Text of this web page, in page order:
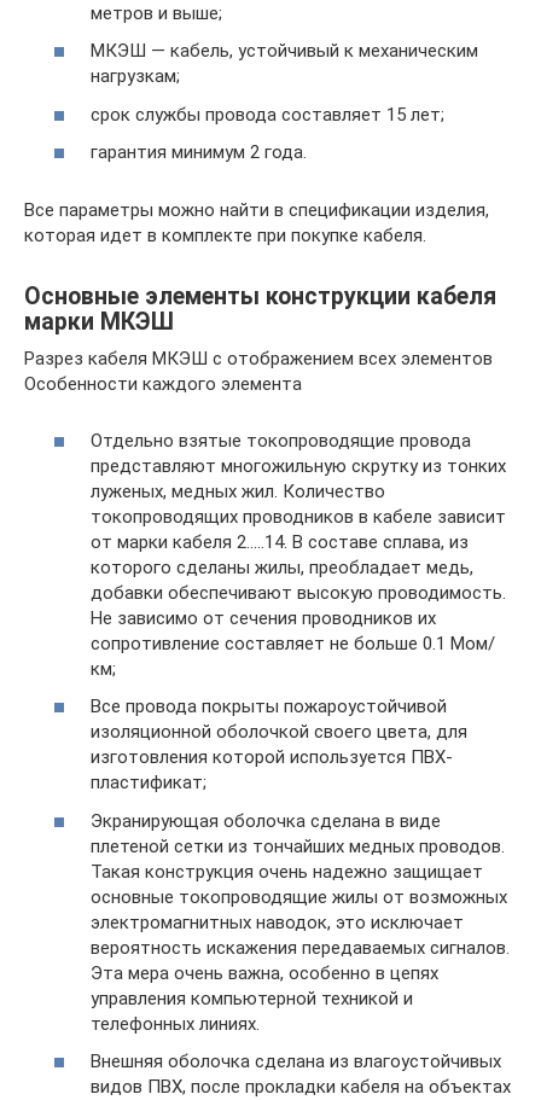
метров и выше;
МКЭШ — кабель, устойчивый к механическим
нагрузкам;
срок службы провода составляет 15 лет;
гарантия минимум 2 года.
Все параметры можно найти в спецификации изделия,
которая идет в комплекте при покупке кабеля.
Основные элементы конструкции кабеля
марки МКЭШ
Разрез кабеля МКЭШ с отображением всех элементов
Особенности каждого элемента
Отдельно взятые токопроводящие провода
представляют многожильную скрутку из тонких
луженых, медных жил. Количество
токопроводящих проводников в кабеле зависит
от марки кабеля 2…..14. В составе сплава, из
которого сделаны жилы, преобладает медь,
добавки обеспечивают высокую проводимость.
Не зависимо от сечения проводников их
сопротивление составляет не больше 0.1 Мом/
км;
Все провода покрыты пожароустойчивой
изоляционной оболочкой своего цвета, для
изготовления которой используется ПВХ-
пластификат;
Экранирующая оболочка сделана в виде
плетеной сетки из тончайших медных проводов.
Такая конструкция очень надежно защищает
основные токопроводящие жилы от возможных
электромагнитных наводок, это исключает
вероятность искажения передаваемых сигналов.
Эта мера очень важна, особенно в цепях
управления компьютерной техникой и
телефонных линиях.
Внешняя оболочка сделана из влагоустойчивых
видов ПВХ, после прокладки кабеля на объектах